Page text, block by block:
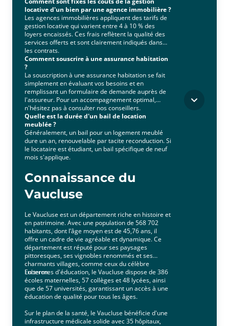
locative d'un bien par une agence immobilière ?
Les agences immobilières appliquent des tarifs de
gestion locative qui varient entre 4 à 10 % des
loyers encaissés. Ces frais reflètent la qualité des
services offerts et sont clairement indiqués dans
les contrats.
Comment souscrire à une assurance habitation
?
La souscription à une assurance habitation se fait
simplement en évaluant vos besoins et en
remplissant un formulaire de demande auprès de
l'assureur. Pour un accompagnement optimal,
n'hésitez pas à consulter nos conseillers.
Quelle est la durée d'un bail de location
meublée ?
Généralement, un bail pour un logement meublé
dure un an, renouvelable par tacite reconduction. Si
le locataire est étudiant, un bail spécifique de neuf
mois s'applique.
Connaissance du
Vaucluse
Le Vaucluse est un département riche en histoire et
en patrimoine. Avec une population de 568 702
habitants, dont l’âge moyen est de 45,76 ans, il
offre un cadre de vie agréable et dynamique. Ce
département est réputé pour ses paysages
pittoresques, ses vignobles renommés et ses
charmants villages, comme ceux du célèbre
Luberon.
En termes d'éducation, le Vaucluse dispose de 386
écoles maternelles, 57 collèges et 48 lycées, ainsi
que de 57 universités, garantissant un accès à une
éducation de qualité pour tous les âges.
Sur le plan de la santé, le Vaucluse bénéficie d'une
infrastructure médicale solide avec 35 hôpitaux,